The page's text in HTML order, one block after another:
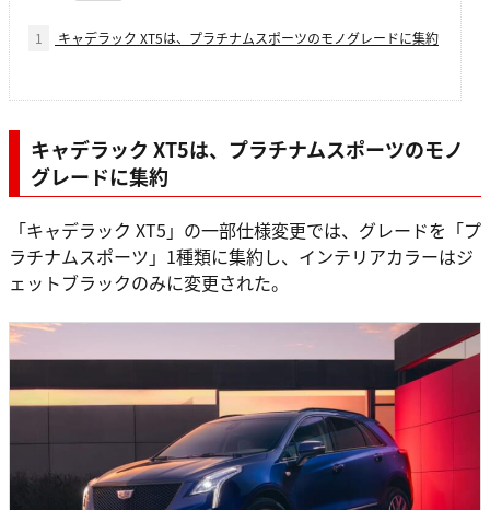
1 キャデラック XT5は、プラチナムスポーツのモノグレードに集約
キャデラック XT5は、プラチナムスポーツのモノ
グレードに集約
「キャデラック XT5」の一部仕様変更では、グレードを「プ
ラチナムスポーツ」1種類に集約し、インテリアカラーはジ
ェットブラックのみに変更された。